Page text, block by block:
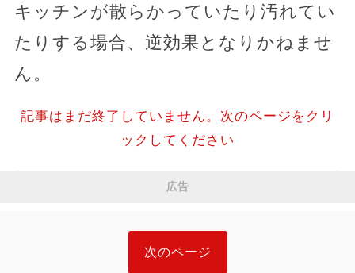
キッチンが散らかっていたり汚れてい
たりする場合、逆効果となりかねませ
ん。
記事はまだ終了していません。次のページをクリ
ックしてください
広告
次のページ